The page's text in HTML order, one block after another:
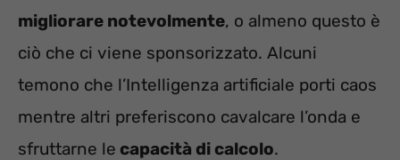
migliorare notevolmente, o almeno questo è
ciò che ci viene sponsorizzato. Alcuni
temono che l’Intelligenza artificiale porti caos
mentre altri preferiscono cavalcare l’onda e
sfruttarne le capacità di calcolo.